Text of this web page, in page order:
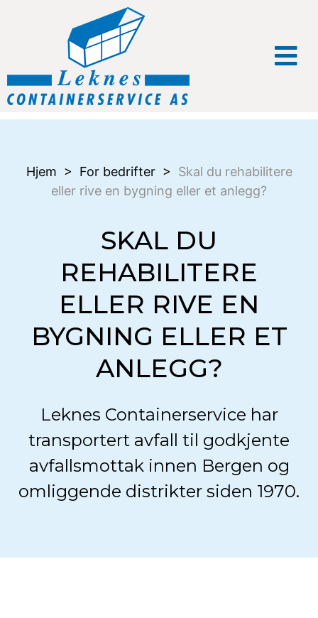
Hjem > For bedrifter> Skal du rehabilitere
eller rive en bygning eller et anlegg?
SKAL DU
REHABILITERE
ELLER RIVE EN
BYGNING ELLER ET
ANLEGG?
Leknes Containerservice har
transportert avfall til godkjente
avfallsmottak innen Bergen og
omliggende distrikter siden 1970.